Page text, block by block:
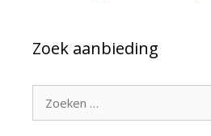
Zoek aanbieding
naar: